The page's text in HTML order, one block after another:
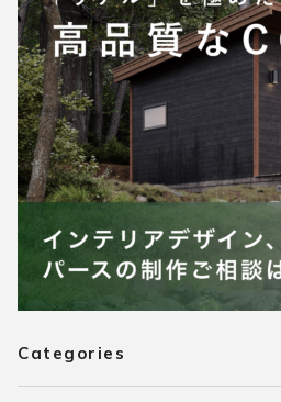
Categories